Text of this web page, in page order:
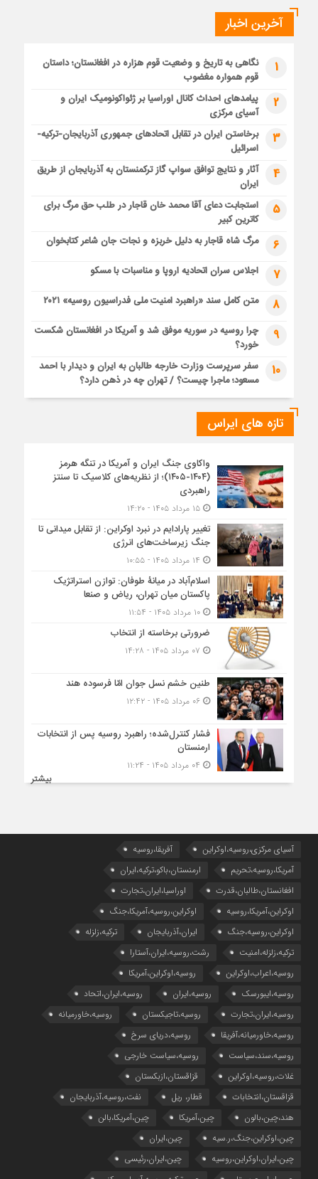
آخرین اخبار
1
نگاهی به تاریخ و وضعیت قوم هزاره در افغانستان؛ داستان
قوم همواره مغضوب
2
پیامدهای احداث کانال اوراسیا بر ژئواکونومیک ایران و
آسیای مرکزی
3
برخاستن ایران در تقابل اتحادهای جمهوری آذربایجان-ترکیه-
اسرائیل
4
آثار و نتایج توافق سواپ گاز ترکمنستان به آذربایجان از طریق
ایران
5
استجابت دعای آقا محمد خان قاجار در طلب حق مرگ برای
کاترین کبیر
6 مرگ شاه قاجار به دلیل خربزه و نجات جان شاعر کتابخوان
7 اجلاس سران اتحادیه اروپا و مناسبات با مسکو
8 متن کامل سند «راهبرد امنیت ملی فدراسیون روسیه» ۲۰۲۱
9
چرا روسیه در سوریه موفق شد و آمریکا در افغانستان شکست
خورد؟
10
سفر سرپرست وزارت خارجه طالبان به ایران و دیدار با احمد
مسعود؛ ماجرا چیست؟ / تهران چه در ذهن دارد؟
تازه های ایراس
واکاوی جنگ ایران و آمریکا در تنگه هرمز
(۱۴۰۴-۱۴۰۵)؛ از نظریه‌های کلاسیک تا سنتز
راهبردی
۱۵ مرداد ۱۴۰۵ - ۱۴:۲۰
تغییر پارادایم در نبرد اوکراین: از تقابل میدانی تا
جنگ زیرساخت‌های انرژی
اسلام‌آباد در میانۀ طوفان: توازن استراتژیک
پاکستان میان تهران، ریاض و صنعا
۱۰ مرداد ۱۴۰۵ - ۱۱:۵۴
ضرورتی برخاسته از انتخاب
طنین خشم نسل جوان امّا فرسوده هند
۰۶ مرداد ۱۴۰۵ - ۱۲:۴۲
فشار کنترل‌شده؛ راهبرد روسیه پس از انتخابات
ارمنستان
بیشتر
آسیای مرکزی،روسیه،اوکراین
آفریقا،روسیه
آمریکا،روسیه،تحریم
ارمنستان،باکو،ترکیه،ایران
افغانستان،طالبان،قدرت
اوراسیا،ایران،تجارت
اوکراین،آمریکا،روسیه
اوکراین،روسیه،آمریکا،جنگ
اوکراین،روسیه،جنگ
ایران،آذربایجان
ترکیه،زلزله
ترکیه،زلزله،امنیت
رشت،روسیه،ایران،آستارا
روسیه،اعراب،اوکراین
روسیه،اوکراین،آمریکا
روسیه،ایبورسک
روسیه،ایران
روسیه،ایران،اتحاد
روسیه،ایران،تجارت
روسیه،تاجیکستان
روسیه،خاورمیانه
روسیه،خاورمیانه،آفریقا
روسیه،دریای سرخ
روسیه،سند،سیاست
روسیه،سیاست خارجی
غلات،روسیه،اوکراین
قزاقستان،ازبکستان
قزاقستان،انتخابات
قطار، ریل
نفت،روسیه،آذربایجان
هند،چین،بالون
چین،آمریکا
چین،آمریکا،بالن
چین،اوکراین،جنگ،ر.سیه
چین،ایران
چین،ایران،اوکراین،روسیه
چین،ایران،رئیسی